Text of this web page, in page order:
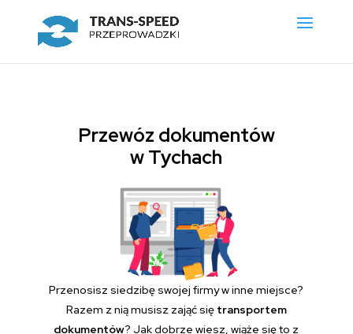
Przewóz dokumentów
w Tychach
Przenosisz siedzibę swojej firmy w inne miejsce?
Razem z nią musisz zająć się transportem
dokumentów? Jak dobrze wiesz, wiąże się to z